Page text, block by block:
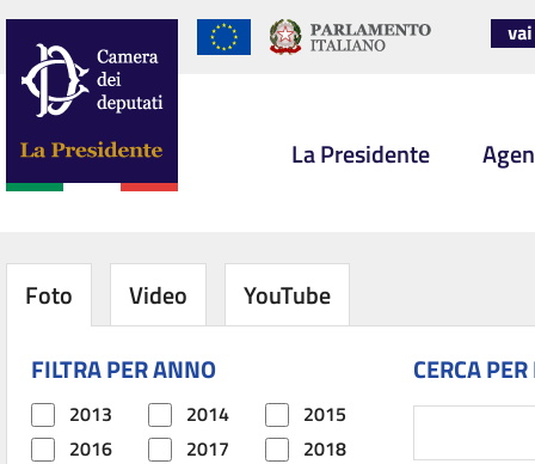
La Presidente
Foto Video
YouTube
FILTRA PER ANNO
2013 2014
2015
2016
2017 2018
CERCA